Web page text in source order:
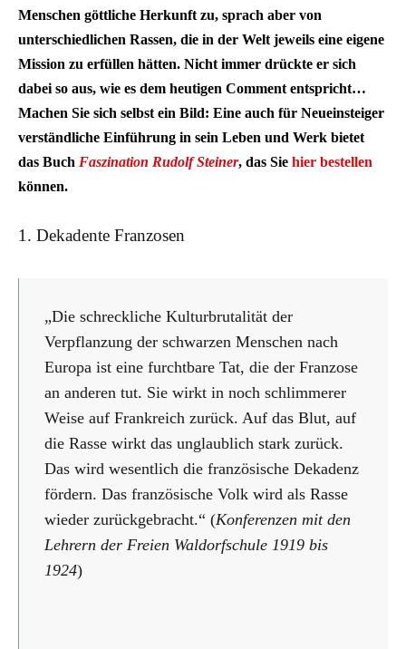
Menschen göttliche Herkunft zu, sprach aber von
unterschiedlichen Rassen, die in der Welt jeweils eine eigene
Mission zu erfüllen hätten. Nicht immer drückte er sich
dabei so aus, wie es dem heutigen Comment entspricht…
Machen Sie sich selbst ein Bild: Eine auch für Neueinsteiger
verständliche Einführung in sein Leben und Werk bietet
das Buch Faszination Rudolf Steiner, das Sie hier bestellen
können.
1. Dekadente Franzosen
„Die schreckliche Kulturbrutalität der
Verpflanzung der schwarzen Menschen nach
Europa ist eine furchtbare Tat, die der Franzose
an anderen tut. Sie wirkt in noch schlimmerer
Weise auf Frankreich zurück. Auf das Blut, auf
die Rasse wirkt das unglaublich stark zurück.
Das wird wesentlich die französische Dekadenz
fördern. Das französische Volk wird als Rasse
wieder zurückgebracht.“ (Konferenzen mit den
Lehrern der Freien Waldorfschule 1919 bis
1924)